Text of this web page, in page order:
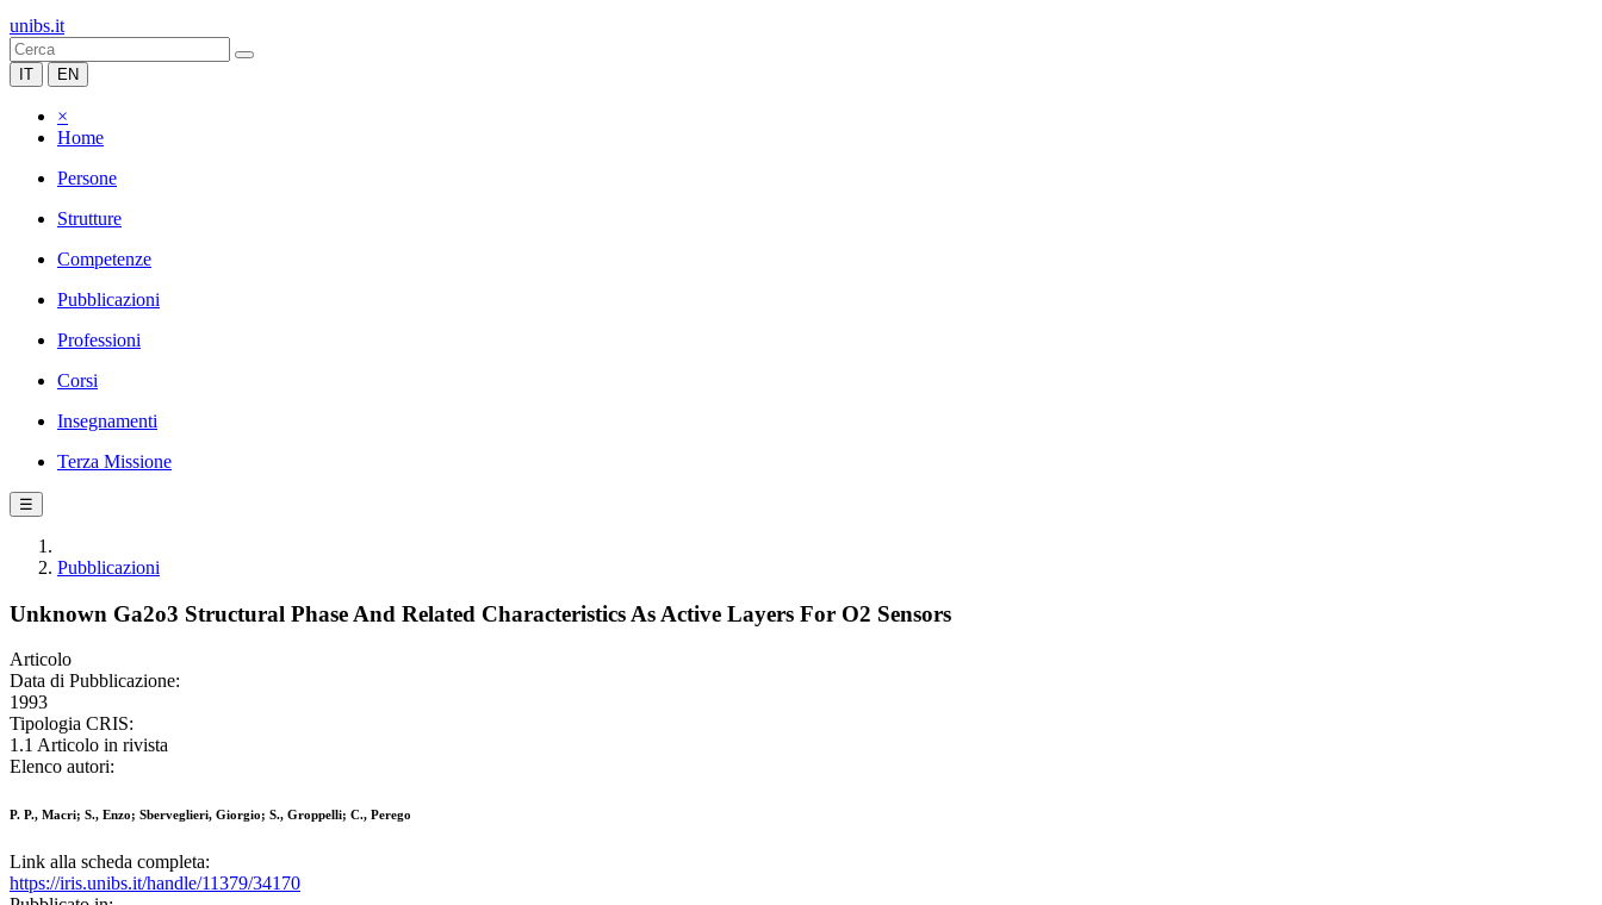
unibs.it
IT EN
×
Home
Persone
Strutture
Competenze
Pubblicazioni
Professioni
Corsi
Insegnamenti
Terza Missione
☰
Pubblicazioni
Unknown Ga2o3 Structural Phase And Related Characteristics As Active Layers For O2 Sensors
Articolo
Data di Pubblicazione:
1993
Tipologia CRIS:
1.1 Articolo in rivista
Elenco autori:
P. P., Macri; S., Enzo; Sberveglieri, Giorgio; S., Groppelli; C., Perego
Link alla scheda completa:
https://iris.unibs.it/handle/11379/34170